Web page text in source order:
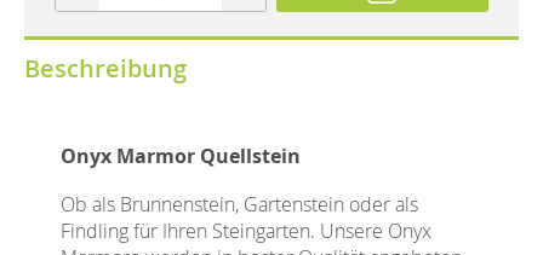
Beschreibung
Onyx Marmor Quellstein
Ob als Brunnenstein, Gartenstein oder als
Findling für Ihren Steingarten. Unsere Onyx